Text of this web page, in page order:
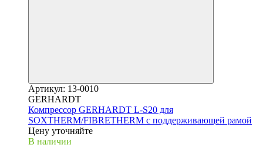
Артикул: 13-0010
GERHARDT
Компрессор GERHARDT L-S20 для
SOXTHERM/FIBRETHERM с поддерживающей рамой
Цену уточняйте
В наличии